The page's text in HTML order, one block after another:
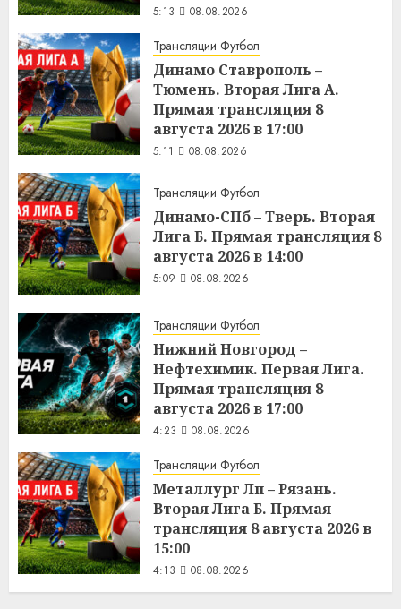
5:13 08.08.2026
Трансляции Футбол
Динамо Ставрополь –
Тюмень. Вторая Лига А.
Прямая трансляция 8
августа 2026 в 17:00
5:11 08.08.2026
Трансляции Футбол
Динамо-СПб – Тверь. Вторая
Лига Б. Прямая трансляция 8
августа 2026 в 14:00
5:09 08.08.2026
Трансляции Футбол
Нижний Новгород –
Нефтехимик. Первая Лига.
Прямая трансляция 8
августа 2026 в 17:00
4:23 08.08.2026
Трансляции Футбол
Металлург Лп – Рязань.
Вторая Лига Б. Прямая
трансляция 8 августа 2026 в
15:00
4:13 08.08.2026